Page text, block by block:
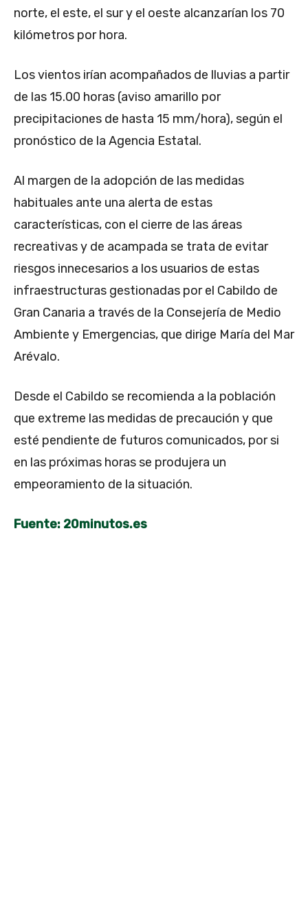
norte, el este, el sur y el oeste alcanzarían los 70
kilómetros por hora.
Los vientos irían acompañados de lluvias a partir
de las 15.00 horas (aviso amarillo por
precipitaciones de hasta 15 mm/hora), según el
pronóstico de la Agencia Estatal.
Al margen de la adopción de las medidas
habituales ante una alerta de estas
características, con el cierre de las áreas
recreativas y de acampada se trata de evitar
riesgos innecesarios a los usuarios de estas
infraestructuras gestionadas por el Cabildo de
Gran Canaria a través de la Consejería de Medio
Ambiente y Emergencias, que dirige María del Mar
Arévalo.
Desde el Cabildo se recomienda a la población
que extreme las medidas de precaución y que
esté pendiente de futuros comunicados, por si
en las próximas horas se produjera un
empeoramiento de la situación.
Fuente: 20minutos.es